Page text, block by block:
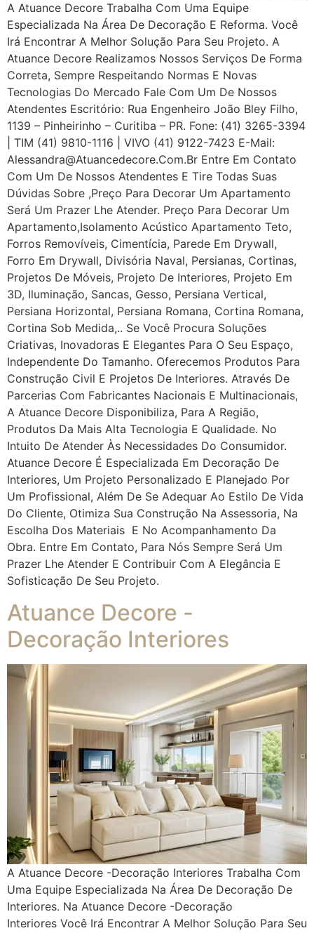
A Atuance Decore Trabalha Com Uma Equipe
Especializada Na Área De Decoração E Reforma. Você
Irá Encontrar A Melhor Solução Para Seu Projeto. A
Atuance Decore Realizamos Nossos Serviços De Forma
Correta, Sempre Respeitando Normas E Novas
Tecnologias Do Mercado Fale Com Um De Nossos
Atendentes Escritório: Rua Engenheiro João Bley Filho,
1139 – Pinheirinho – Curitiba – PR. Fone: (41) 3265-3394
| TIM (41) 9810-1116 | VIVO (41) 9122-7423 E-Mail:
Alessandra@atuancedecore.com.br Entre Em Contato
Com Um De Nossos Atendentes E Tire Todas Suas
Dúvidas Sobre ,Preço Para Decorar Um Apartamento
Será Um Prazer Lhe Atender. Preço Para Decorar Um
Apartamento,Isolamento Acústico Apartamento Teto,
Forros Removíveis, Cimentícia, Parede Em Drywall,
Forro Em Drywall, Divisória Naval, Persianas, Cortinas,
Projetos De Móveis, Projeto De Interiores, Projeto Em
3D, Iluminação, Sancas, Gesso, Persiana Vertical,
Persiana Horizontal, Persiana Romana, Cortina Romana,
Cortina Sob Medida,.. Se Você Procura Soluções
Criativas, Inovadoras E Elegantes Para O Seu Espaço,
Independente Do Tamanho. Oferecemos Produtos Para
Construção Civil E Projetos De Interiores. Através De
Parcerias Com Fabricantes Nacionais E Multinacionais,
A Atuance Decore Disponibiliza, Para A Região,
Produtos Da Mais Alta Tecnologia E Qualidade. No
Intuito De Atender Às Necessidades Do Consumidor.
Atuance Decore É Especializada Em Decoração De
Interiores, Um Projeto Personalizado E Planejado Por
Um Profissional, Além De Se Adequar Ao Estilo De Vida
Do Cliente, Otimiza Sua Construção Na Assessoria, Na
Escolha Dos Materiais E No Acompanhamento Da
Obra. Entre Em Contato, Para Nós Sempre Será Um
Prazer Lhe Atender E Contribuir Com A Elegância E
Sofisticação De Seu Projeto.
Atuance Decore -
Decoração Interiores
A Atuance Decore -Decoração Interiores Trabalha Com
Uma Equipe Especializada Na Área De Decoração De
Interiores. Na Atuance Decore -Decoração
Interiores Você Irá Encontrar A Melhor Solução Para Seu